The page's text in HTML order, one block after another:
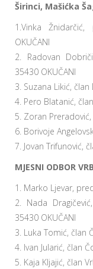
Širinci, Mašićka
1.Vinka
OKUČANI
2. Radovan
35430 OKUČANI
3. Suzana Likić,
4. Pero Blatanić,
5. Zoran
6. Borivoje
7. Jovan Trifunović,
MJESNI ODBOR
1. Marko Ljevar,
2. Nada
35430 OKUČANI
3. Luka Tomić, član
4. Ivan Jularić, član
5. Kaja Kljajić, član